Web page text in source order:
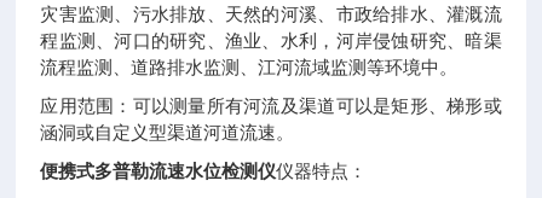
灾害监测、污水排放、天然的河溪、市政给排水、灌溉流
程监测、河口的研究、渔业、水利，河岸侵蚀研究、暗渠
流程监测、道路排水监测、江河流域监测等环境中。
应用范围：可以测量所有河流及渠道可以是矩形、梯形或
涵洞或自定义型渠道河道流速。
便携式多普勒流速水位检测仪仪器特点：